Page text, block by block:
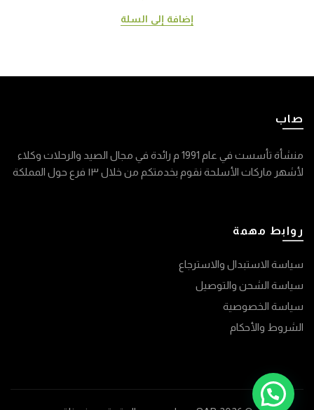
إضافة إلى السلة
صاب
منشأة تأسست في عام 1991 م رائدة في مجال الصيد والرحلات وكلاء
لأشهر ماركات الأسلحة نقوم بخدمتكم من خلال ١٣ فرع حول المملكة
روابط مهمة
سياسة الاستبدال والاسترجاع
سياسة الشحن والتوصيل
سياسة الخصوصية
الشروط والأحكام